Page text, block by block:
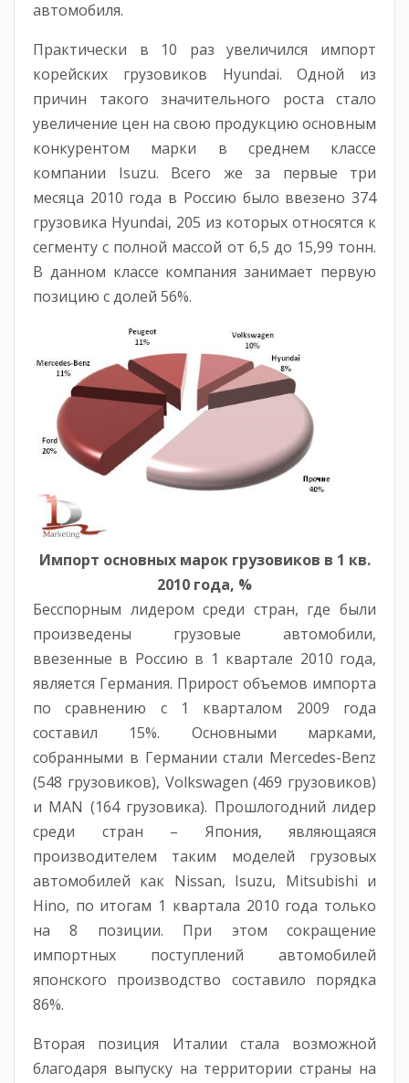
автомобиля.
Практически в 10 раз увеличился импорт
корейских грузовиков Hyundai. Одной из
причин такого значительного роста стало
увеличение цен на свою продукцию основным
конкурентом марки в среднем классе
компании Isuzu. Всего же за первые три
месяца 2010 года в Россию было ввезено 374
грузовика Hyundai, 205 из которых относятся к
сегменту с полной массой от 6,5 до 15,99 тонн.
В данном классе компания занимает первую
позицию с долей 56%.
Импорт основных марок грузовиков в 1 кв.
2010 года, %
Бесспорным лидером среди стран, где были
произведены грузовые автомобили,
ввезенные в Россию в 1 квартале 2010 года,
является Германия. Прирост объемов импорта
по сравнению с 1 кварталом 2009 года
составил 15%. Основными марками,
собранными в Германии стали Mercedes-Benz
(548 грузовиков), Volkswagen (469 грузовиков)
и MAN (164 грузовика). Прошлогодний лидер
среди стран – Япония, являющаяся
производителем таким моделей грузовых
автомобилей как Nissan, Isuzu, Mitsubishi и
Hino, по итогам 1 квартала 2010 года только
на 8 позиции. При этом сокращение
импортных поступлений автомобилей
японского производство составило порядка
86%.
Вторая позиция Италии стала возможной
благодаря выпуску на территории страны на